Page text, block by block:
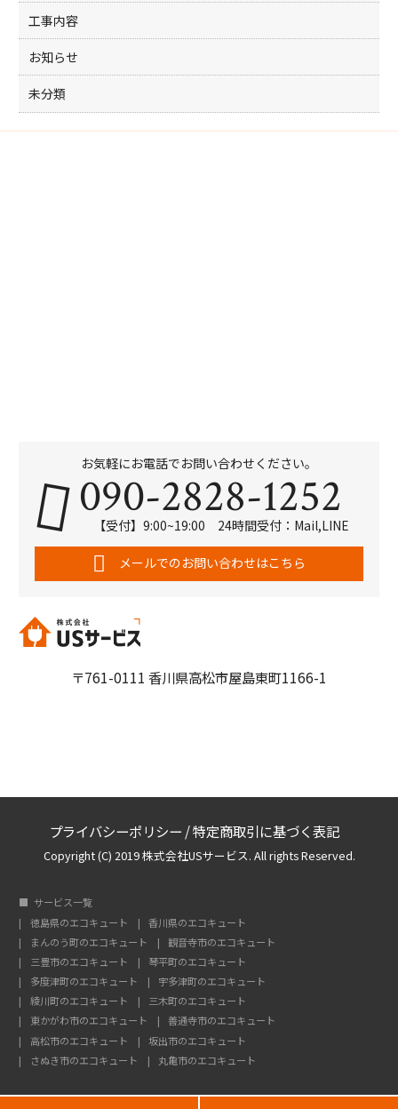
工事内容
お知らせ
未分類
〒761-0111 香川県高松市屋島東町1166-1
お気軽にお電話でお問い合わせください。
090-2828-1252
【受付】9:00~19:00 24時間受付：Mail,LINE
メールでのお問い合わせはこちら
プライバシーポリシー /特定商取引に基づく表記
Copyright (C) 2019 株式会社USサービス. All rights Reserved.
サービス一覧
徳島県のエコキュート
香川県のエコキュート
まんのう町のエコキュート
観音寺市のエコキュート
三豊市のエコキュート
琴平町のエコキュート
多度津町のエコキュート
宇多津町のエコキュート
綾川町のエコキュート
三木町のエコキュート
東かがわ市のエコキュート
善通寺市のエコキュート
高松市のエコキュート
坂出市のエコキュート
さぬき市のエコキュート
丸亀市のエコキュート